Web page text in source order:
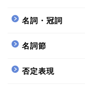
名詞・冠詞
名詞節
否定表現